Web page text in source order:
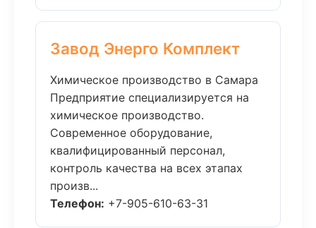
Завод Энерго Комплект
Химическое производство в Самара
Предприятие специализируется на
химическое производство.
Современное оборудование,
квалифицированный персонал,
контроль качества на всех этапах
произв...
Телефон: +7-905-610-63-31